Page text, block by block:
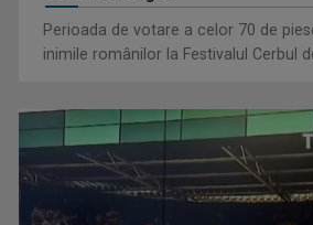
Perioada de votare a celor 70 de
inimile românilor la Festivalul Cerbul